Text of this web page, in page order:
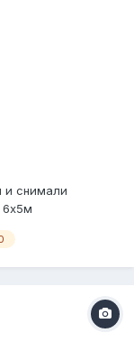
и снимали
6х5м